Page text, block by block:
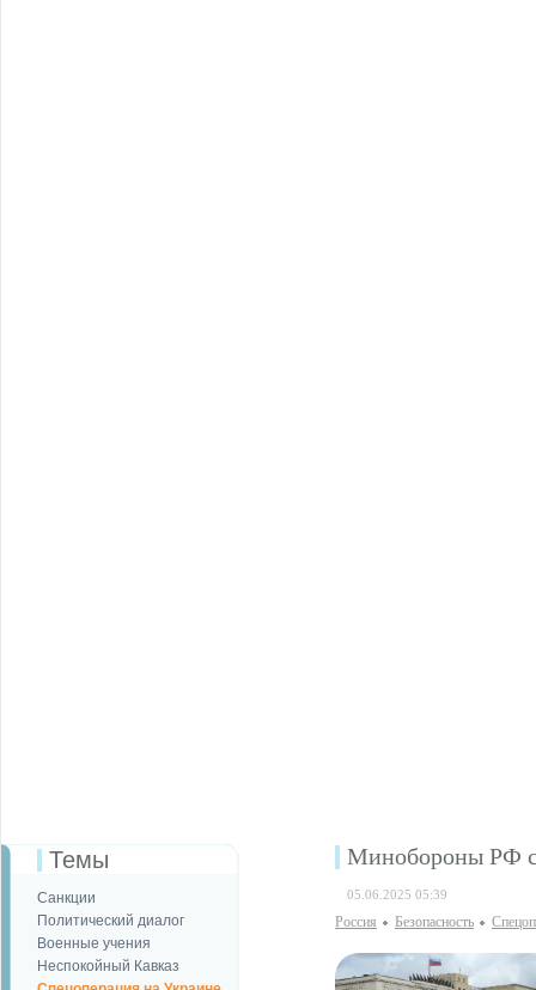
Темы
Санкции
Политический диалог
Военные учения
Неспокойный Кавказ
Минобороны РФ
05.06.2025 05:39
Россия Безопаcность